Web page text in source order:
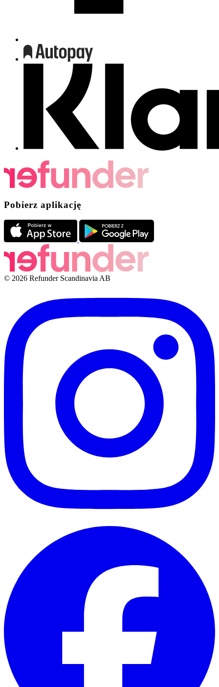
Pobierz aplikację
© 2026 Refunder Scandinavia AB